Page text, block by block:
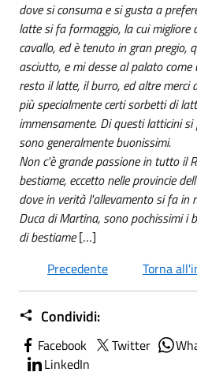
dove si consuma e si gusta a
latte si fa formaggio, la cui migliore
cavallo, ed è tenuto in gran pregio,
asciutto, e mi desse al palato
resto il latte, il burro, ed altre merci
più specialmente certi sorbetti di
immensamente. Di questi latticini
sono generalmente buonissimi.
Non c'è grande passione in tutto il
bestiame, eccetto nelle provincie
dove in verità l'allevamento si fa in
Duca di Martina, sono pochissimi i
di bestiame[…]
Precedente
Torna
Condividi:
Facebook Twitter
LinkedIn